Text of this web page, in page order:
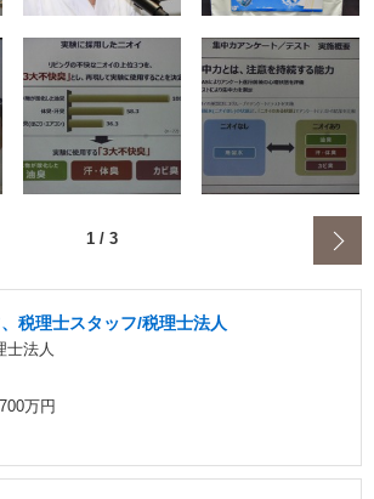
1 / 3
税理士スタッフ/税理士法人
士法人
万円